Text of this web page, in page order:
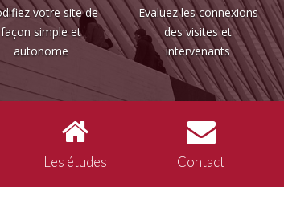
votre site de
façon simple et
autonome
Evaluez les connexions
des visites et
intervenants
Les études Contact